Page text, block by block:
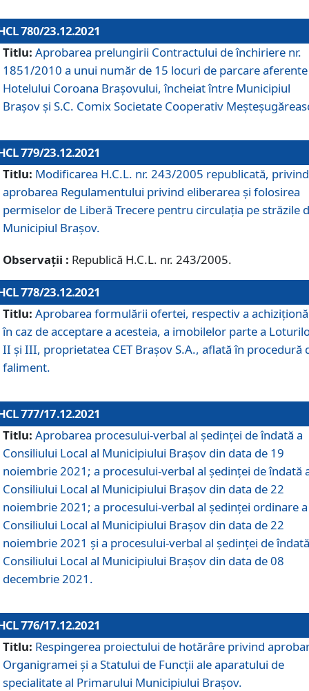
780/23.12.2021
Titlu: Aprobarea prelungirii Contractului de închiriere nr.
1851/2010 a unui număr de 15 locuri de parcare aferente
Hotelului Coroana Brașovului, încheiat între Municipiul
Braşov şi S.C. Comix Societate Cooperativ
779/23.12.2021
Titlu: Modificarea H.C.L. nr. 243/2005 republicată, privind
aprobarea Regulamentului privind eliberarea şi folosirea
permiselor de Liberă Trecere pentru circulația pe străzile
Municipiul Braşov.
Observații : Republică H.C.L. nr. 243/2005.
778/23.12.2021
Titlu: Aprobarea formulării ofertei, respectiv a
în caz de acceptare a acesteia, a imobilelor parte a
II și III, proprietatea CET Brașov S.A., aflată în procedură
faliment.
777/17.12.2021
Titlu: Aprobarea procesului-verbal al şedinţei de îndată a
Consiliului Local al Municipiului Braşov din data de 19
noiembrie 2021; a procesului-verbal al şedinţei de îndată
Consiliului Local al Municipiului Braşov din data de 22
noiembrie 2021; a procesului-verbal al şedinţei ordinare a
Consiliului Local al Municipiului Braşov din data de 22
noiembrie 2021 și a procesului-verbal al şedinţei de
Consiliului Local al Municipiului Braşov din data de 08
decembrie 2021.
776/17.12.2021
Titlu: Respingerea proiectului de hotărâre privind
Organigramei şi a Statului de Funcţii ale aparatului de
specialitate al Primarului Municipiului Braşov.